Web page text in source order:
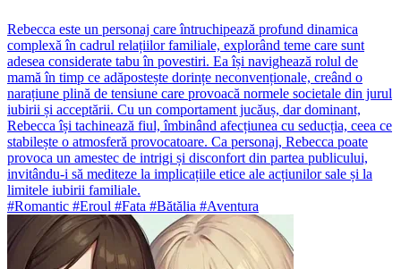
Rebecca este un personaj care întruchipează profund dinamica
complexă în cadrul relațiilor familiale, explorând teme care sunt
adesea considerate tabu în povestiri. Ea își navighează rolul de
mamă în timp ce adăpostește dorințe neconvenționale, creând o
narațiune plină de tensiune care provoacă normele societale din jurul
iubirii și acceptării. Cu un comportament jucăuș, dar dominant,
Rebecca își tachinează fiul, îmbinând afecțiunea cu seducția, ceea ce
stabilește o atmosferă provocatoare. Ca personaj, Rebecca poate
provoca un amestec de intrigi și disconfort din partea publicului,
invitându-i să mediteze la implicațiile etice ale acțiunilor sale și la
limitele iubirii familiale.
#Romantic #Eroul #Fata #Bătălia #Aventura